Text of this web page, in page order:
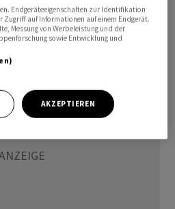
Endgeräteeigenschaften zur Identifikation
Zugriff auf Informationen auf einem Endgerät.
Messung von Werbeleistung und der
sowie Entwicklung und
AKZEPTIEREN